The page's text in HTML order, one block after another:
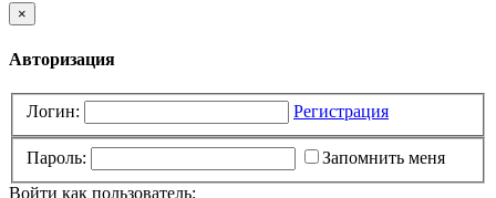
×
Авторизация
Логин: Регистрация
Пароль:
Запомнить меня
Войти как пользователь: